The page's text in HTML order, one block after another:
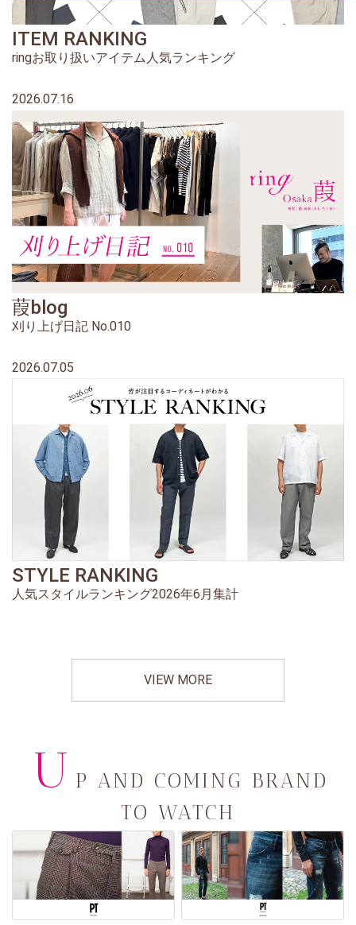
ITEM RANKING
ringお取り扱いアイテム人気ランキング
2026.07.16
葭blog
刈り上げ日記 No.010
2026.07.05
STYLE RANKING
人気スタイルランキング2026年6月集計
VIEW MORE
U P AND COMING BRAND
TO WATCH